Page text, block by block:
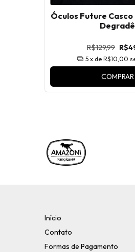
Óculos Future
Degradê
R$129,99
5 x de R$10,00
COMPRAR
Início
Contato
Formas de Pagamento